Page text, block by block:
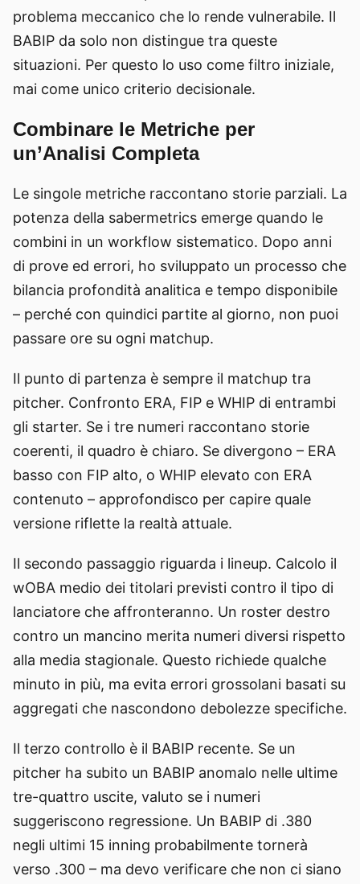
problema meccanico che lo rende vulnerabile. Il
BABIP da solo non distingue tra queste
situazioni. Per questo lo uso come filtro iniziale,
mai come unico criterio decisionale.
Combinare le Metriche per
un’Analisi Completa
Le singole metriche raccontano storie parziali. La
potenza della sabermetrics emerge quando le
combini in un workflow sistematico. Dopo anni
di prove ed errori, ho sviluppato un processo che
bilancia profondità analitica e tempo disponibile
– perché con quindici partite al giorno, non puoi
passare ore su ogni matchup.
Il punto di partenza è sempre il matchup tra
pitcher. Confronto ERA, FIP e WHIP di entrambi
gli starter. Se i tre numeri raccontano storie
coerenti, il quadro è chiaro. Se divergono – ERA
basso con FIP alto, o WHIP elevato con ERA
contenuto – approfondisco per capire quale
versione riflette la realtà attuale.
Il secondo passaggio riguarda i lineup. Calcolo il
wOBA medio dei titolari previsti contro il tipo di
lanciatore che affronteranno. Un roster destro
contro un mancino merita numeri diversi rispetto
alla media stagionale. Questo richiede qualche
minuto in più, ma evita errori grossolani basati su
aggregati che nascondono debolezze specifiche.
Il terzo controllo è il BABIP recente. Se un
pitcher ha subito un BABIP anomalo nelle ultime
tre-quattro uscite, valuto se i numeri
suggeriscono regressione. Un BABIP di .380
negli ultimi 15 inning probabilmente tornerà
verso .300 – ma devo verificare che non ci siano